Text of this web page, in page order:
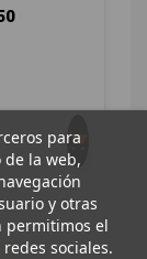
para
la web,
y otras
permitimos el
sociales.